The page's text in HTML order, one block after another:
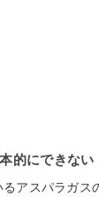
的にできない
アスパラガス